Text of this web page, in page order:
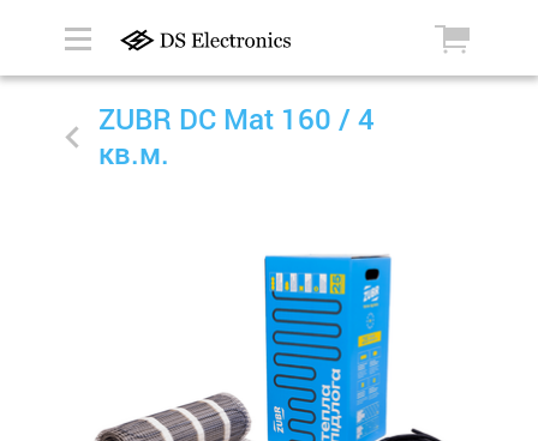
ZUBR DC Mat 160 / 4
кв.м.